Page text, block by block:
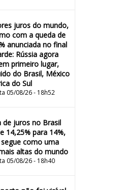
juros do mundo,
com a queda de
anunciada no final
Rússia agora
primeiro lugar,
do Brasil, México
do Sul
05/08/26 - 18h52
de juros no Brasil
14,25% para 14%,
como uma
altas do mundo
05/08/26 - 18h40